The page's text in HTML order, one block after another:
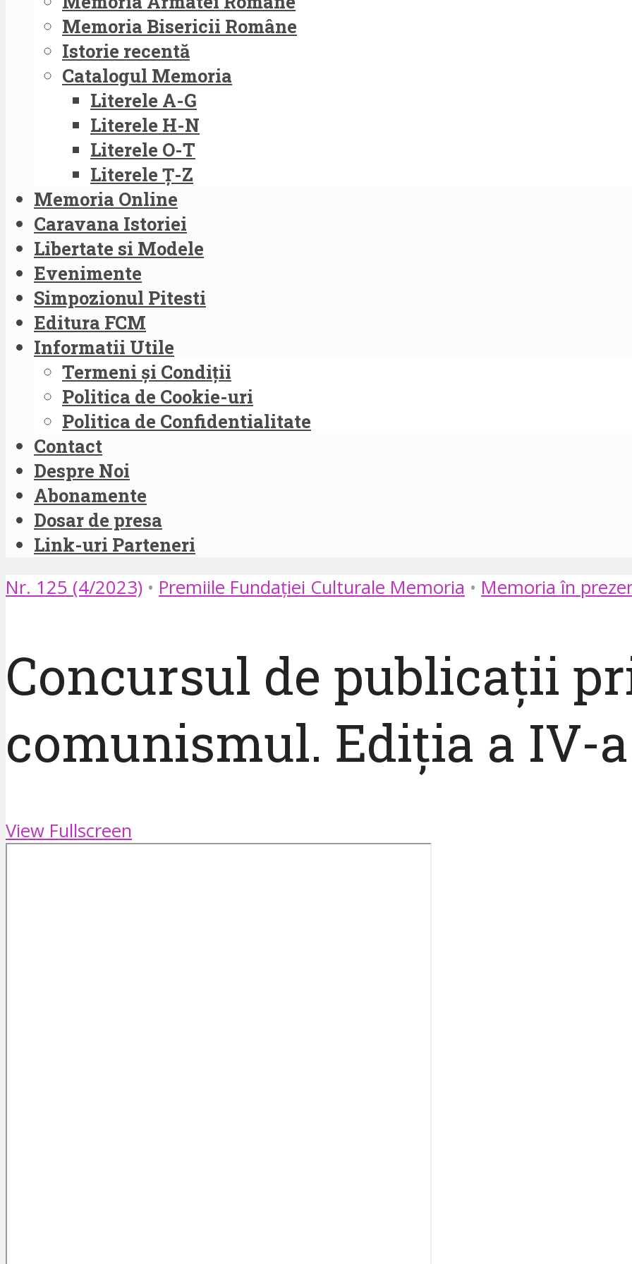
Memoria Bisericii Române
Istorie recentă
Catalogul Memoria
Literele A-G
Literele H-N
Literele O-T
Literele Ț-Z
Memoria Online
Caravana Istoriei
Libertate si Modele
Evenimente
Simpozionul Pitesti
Editura FCM
Informatii Utile
Termeni și Condiții
Politica de Cookie-uri
Politica de Confidentialitate
Contact
Despre Noi
Abonamente
Dosar de presa
Link-uri Parteneri
Nr. 125 (4/2023) • Premiile Fundației Culturale Memoria • Memoria în
Concursul de publicații
comunismul. Ediția a IV-a
View Fullscreen